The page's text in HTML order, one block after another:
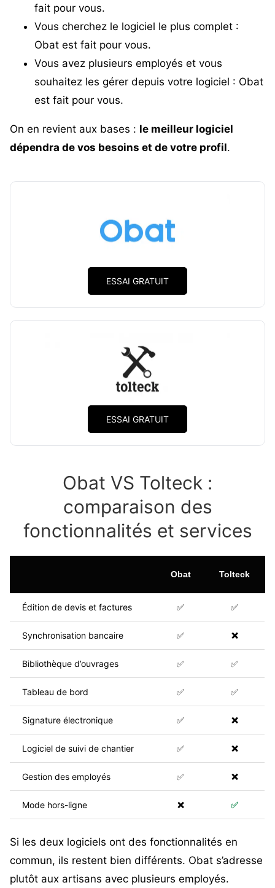
fait pour vous.
Vous cherchez le logiciel le plus complet :
Obat est fait pour vous.
Vous avez plusieurs employés et vous
souhaitez les gérer depuis votre logiciel : Obat
est fait pour vous.
On en revient aux bases : le meilleur logiciel
dépendra de vos besoins et de votre profil.
ESSAI GRATUIT
ESSAI GRATUIT
Obat VS Tolteck :
comparaison des
fonctionnalités et services
Obat Tolteck
Édition de devis et factures ✅ ✅
Synchronisation bancaire ✅ ❌
Bibliothèque d’ouvrages ✅ ✅
Tableau de bord ✅ ✅
Signature électronique ✅ ❌
Logiciel de suivi de chantier ✅ ❌
Gestion des employés ✅ ❌
Mode hors-ligne ❌ ✅
Si les deux logiciels ont des fonctionnalités en
commun, ils restent bien différents. Obat s’adresse
plutôt aux artisans avec plusieurs employés.